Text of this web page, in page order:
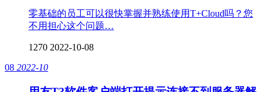
零基础的员工可以很快掌握并熟练使用T+Cloud吗？您
不用担心这个问题…
1270 2022-10-08
08 2022-10